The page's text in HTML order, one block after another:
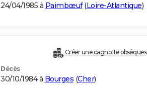
24/04/1985 à Paimbœuf(Loire-Atlantique)
Créer une cagnotte obsèques
Décès
30/10/1984 à Bourges (Cher)